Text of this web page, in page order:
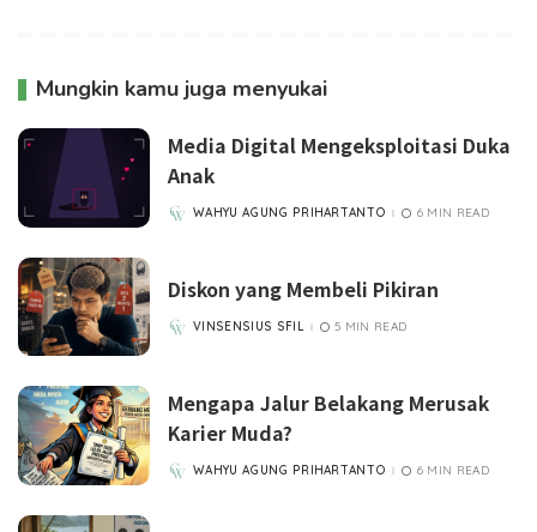
Mungkin kamu juga menyukai
Media Digital Mengeksploitasi Duka
Anak
POSTED
WAHYU AGUNG PRIHARTANTO 6 MIN READ
Diskon yang Membeli Pikiran
POSTED
VINSENSIUS SFIL 5 MIN READ
Mengapa Jalur Belakang Merusak
Karier Muda?
POSTED
WAHYU AGUNG PRIHARTANTO 6 MIN READ